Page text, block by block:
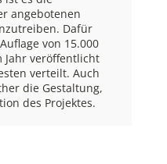
angebotenen
Dafür
von 15.000
Jahr veröffentlicht
verteilt. Auch
die Gestaltung,
des Projektes.